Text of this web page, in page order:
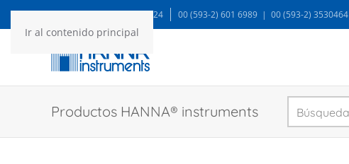
Ir al contenido principal
WA: 99935 1624 00 (593-2) 601 6989 | 00 (593-2) 3530464
Productos HANNA® instruments